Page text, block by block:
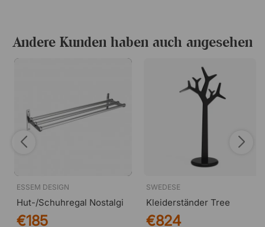
Andere Kunden haben auch angesehen
ESSEM DESIGN
Hut-/Schuhregal Nostalgi
€185
SWEDESE
Kleiderständer Tree
€824